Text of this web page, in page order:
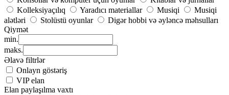
Kolleksiyaçılıq
Yaradıcı materiallar Musiqi
Musiqi
alətləri
Stolüstü oyunlar
Digər hobbi və əyləncə məhsulları
Qiymət
min.
maks.
Əlavə filtrlər
Onlayn göstəriş
VIP elan
Elan paylaşılma vaxtı